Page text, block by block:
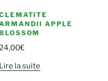
APPLE
€
Lire la suite